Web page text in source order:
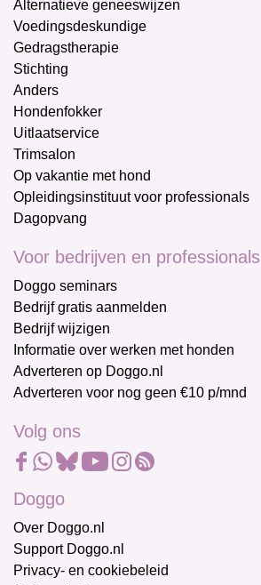
Alternatieve geneeswijzen
Voedingsdeskundige
Gedragstherapie
Stichting
Anders
Hondenfokker
Uitlaatservice
Trimsalon
Op vakantie met hond
Opleidingsinstituut voor professionals
Dagopvang
Voor bedrijven en professionals
Doggo seminars
Bedrijf gratis aanmelden
Bedrijf wijzigen
Informatie over werken met honden
Adverteren op Doggo.nl
Adverteren voor nog geen €10 p/mnd
Volg ons
Doggo
Over Doggo.nl
Support Doggo.nl
Privacy- en cookiebeleid